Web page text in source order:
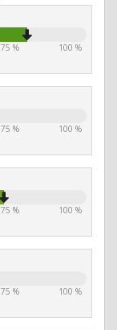
75 %
100 %
75 %
100 %
75 %
100 %
75 %
100 %